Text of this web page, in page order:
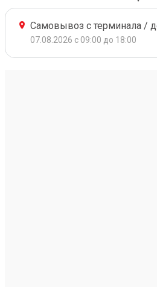
Самовывоз с терминала /
07.08.2026 с 09:00 до 18:00